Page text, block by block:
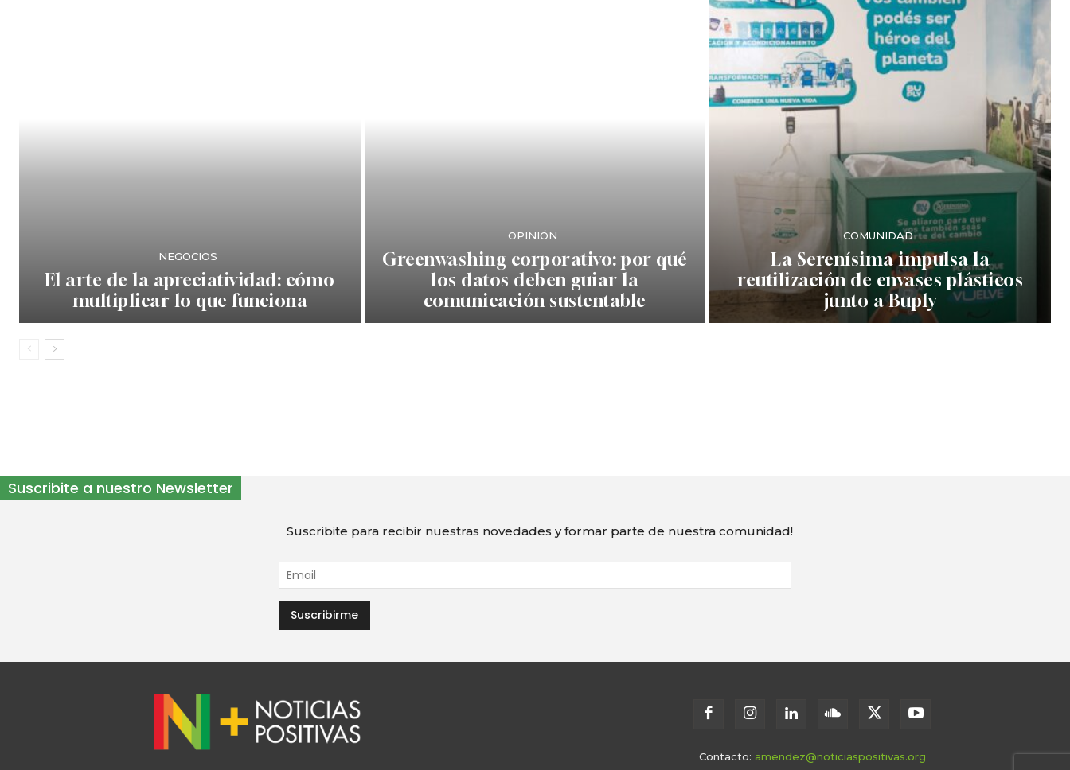
NEGOCIOS
El arte de la apreciatividad: cómo
multiplicar lo que funciona
OPINIÓN
Greenwashing corporativo: por qué
los datos deben guiar la
comunicación sustentable
COMUNIDAD
La Serenísima impulsa la
reutilización de envases plásticos
junto a Buply
Suscribite a nuestro Newsletter
Suscribite para recibir nuestras novedades y formar parte de nuestra comunidad!
Contacto: amendez@noticiaspositivas.org